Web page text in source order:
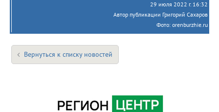
29 июля 2022 г. 16:32
Автор публикации Григорий Сахаров
Фото: orenburzhie.ru
Вернуться к списку новостей